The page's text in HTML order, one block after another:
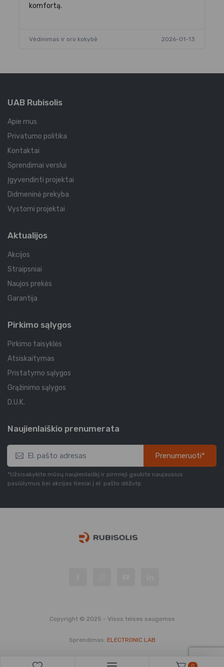
komfortą.
Vėdinimas ir oro kokybė 2026-01-13
UAB Rubisolis
Apie mus
Privatumo politika
Kontaktai
Sprendimai verslui
Įgyvendinti projektai
Didmeninė prekyba
Vystomi projektai
Aktualijos
Akcijos
Straipsniai
Naujos prekės
Garantija
Pirkimo sąlygos
Pirkimo taisyklės
Atsiskaitymas
Pristatymo sąlygos
Grąžinimo sąlygos
D.U.K.
Naujienlaiškio prenumerata
Prenumeruoti*
*Užsisakykite mūsų naujienlaiškį ir pirmieji gaukite naujausius
pasiūlymus bei akcijas tiesiai į el. pašto dėžutę.
Copyright © 2025 - Visos teises saugomos
Sprendimas: ELECTRONIC LAB